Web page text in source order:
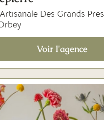
Des Grands Pres
Voir l'agence